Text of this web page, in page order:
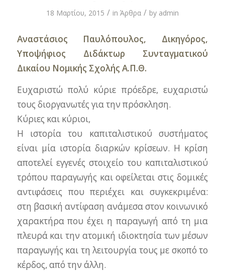
18 Μαρτίου, 2015 / in Άρθρα / by admin
Αναστάσιος Παυλόπουλος, Δικηγόρος,
Υποψήφιος Διδάκτωρ Συνταγματικού
Δικαίου Νομικής Σχολής Α.Π.Θ.
Ευχαριστώ πολύ κύριε πρόεδρε, ευχαριστώ
τους διοργανωτές για την πρόσκληση.
Κύριες και κύριοι,
Η ιστορία του καπιταλιστικού συστήματος
είναι μία ιστορία διαρκών κρίσεων. Η κρίση
αποτελεί εγγενές στοιχείο του καπιταλιστικού
τρόπου παραγωγής και οφείλεται στις δομικές
αντιφάσεις που περιέχει και συγκεκριμένα:
στη βασική αντίφαση ανάμεσα στον κοινωνικό
χαρακτήρα που έχει η παραγωγή από τη μια
πλευρά και την ατομική ιδιοκτησία των μέσων
παραγωγής και τη λειτουργία τους με σκοπό το
κέρδος, από την άλλη.